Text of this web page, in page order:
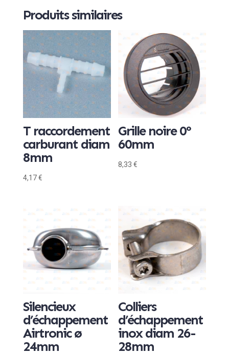
Produits similaires
T raccordement
carburant diam
8mm
4,17€
Grille noire 0°
60mm
8,33€
Silencieux
d’échappement
Airtronic ø
24mm
Colliers
d’échappement
inox diam 26-
28mm